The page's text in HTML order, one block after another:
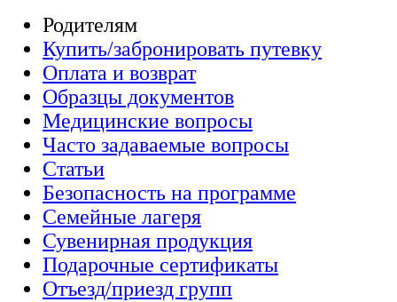
Родителям
Купить/забронировать путевку
Оплата и возврат
Образцы документов
Медицинские вопросы
Часто задаваемые вопросы
Статьи
Безопасность на программе
Семейные лагеря
Сувенирная продукция
Подарочные сертификаты
Отъезд/приезд групп